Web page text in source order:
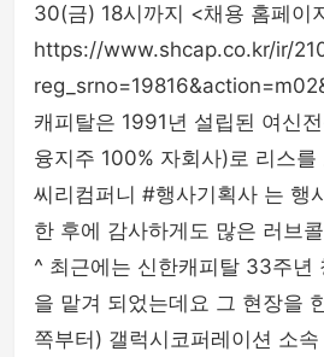
30(금) 18시까지 <채용 홈페이
https://www.shcap.co.kr/ir/
캐피탈은 1991년 설립된 여신
융지주 100% 자회사)로 리스를
씨리컴퍼니 #행사기획사 는 행
한 후에 감사하게도 많은 러브
^ 최근에는 신한캐피탈 33주년
을 맡겨 되었는데요 그 현장을
쪽부터) 갤럭시코퍼레이션 소